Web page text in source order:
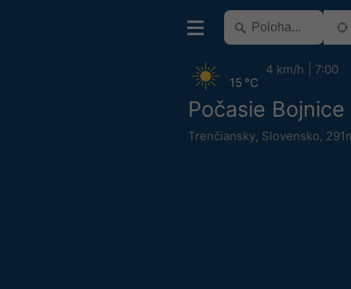
Počasie Bojnice
Trenčiansky, Slovensko,
15 °C
4 km/h 7:00